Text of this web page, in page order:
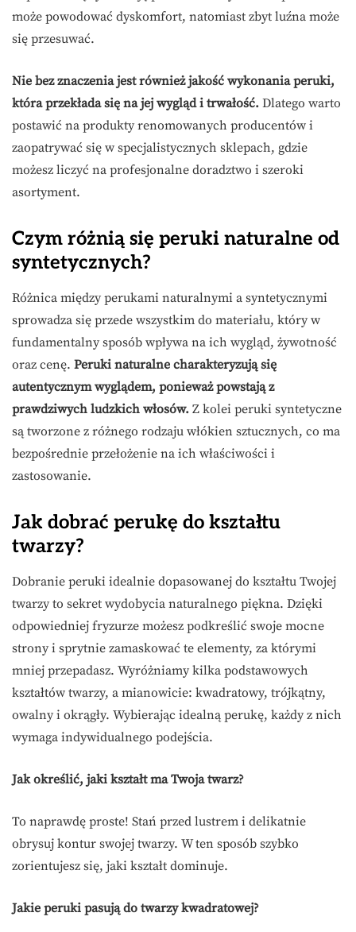
może powodować dyskomfort, natomiast zbyt luźna może
się przesuwać.
Nie bez znaczenia jest również jakość wykonania peruki,
która przekłada się na jej wygląd i trwałość. Dlatego warto
postawić na produkty renomowanych producentów i
zaopatrywać się w specjalistycznych sklepach, gdzie
możesz liczyć na profesjonalne doradztwo i szeroki
asortyment.
Czym różnią się peruki naturalne od
syntetycznych?
Różnica między perukami naturalnymi a syntetycznymi
sprowadza się przede wszystkim do materiału, który w
fundamentalny sposób wpływa na ich wygląd, żywotność
oraz cenę. Peruki naturalne charakteryzują się
autentycznym wyglądem, ponieważ powstają z
prawdziwych ludzkich włosów. Z kolei peruki syntetyczne
są tworzone z różnego rodzaju włókien sztucznych, co ma
bezpośrednie przełożenie na ich właściwości i
zastosowanie.
Jak dobrać perukę do kształtu
twarzy?
Dobranie peruki idealnie dopasowanej do kształtu Twojej
twarzy to sekret wydobycia naturalnego piękna. Dzięki
odpowiedniej fryzurze możesz podkreślić swoje mocne
strony i sprytnie zamaskować te elementy, za którymi
mniej przepadasz. Wyróżniamy kilka podstawowych
kształtów twarzy, a mianowicie: kwadratowy, trójkątny,
owalny i okrągły. Wybierając idealną perukę, każdy z nich
wymaga indywidualnego podejścia.
Jak określić, jaki kształt ma Twoja twarz?
To naprawdę proste! Stań przed lustrem i delikatnie
obrysuj kontur swojej twarzy. W ten sposób szybko
zorientujesz się, jaki kształt dominuje.
Jakie peruki pasują do twarzy kwadratowej?